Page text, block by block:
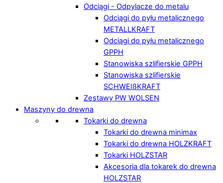
Odciągi - Odpylacze do metalu
Odciągi do pyłu metalicznego
METALLKRAFT
Odciągi do pyłu metalicznego
GPPH
Stanowiska szlifierskie GPPH
Stanowiska szlifierskie
SCHWEIßKRAFT
Zestawy PW WOLSEN
Maszyny do drewna
Tokarki do drewna
Tokarki do drewna minimax
Tokarki do drewna HOLZKRAFT
Tokarki HOLZSTAR
Akcesoria dla tokarek do drewna
HOLZSTAR